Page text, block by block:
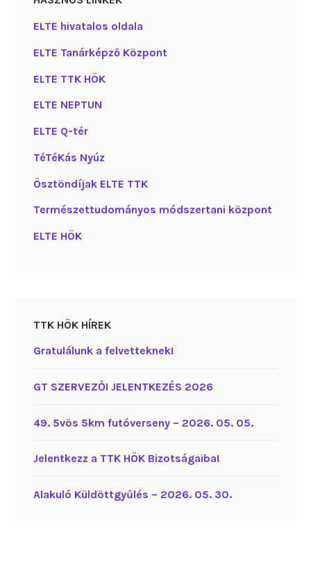
ELTE hivatalos oldala
ELTE Tanárképző Központ
ELTE TTK HÖK
ELTE NEPTUN
ELTE Q-tér
TéTéKás Nyúz
Ösztöndíjak ELTE TTK
Természettudományos módszertani központ
ELTE HÖK
TTK HÖK HÍREK
Gratulálunk a felvetteknek!
GT SZERVEZŐI JELENTKEZÉS 2026
49. 5vös 5km futóverseny – 2026. 05. 05.
Jelentkezz a TTK HÖK Bizotságaiba!
Alakuló Küldöttgyűlés – 2026. 05. 30.